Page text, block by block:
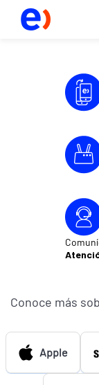
Conoce más
Apple